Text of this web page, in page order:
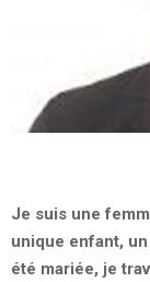
Je suis une
unique enfant, un
été mariée, je